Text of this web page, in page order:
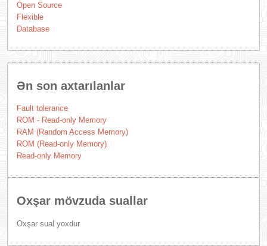
Open Source
Flexible
Database
Ən son axtarılanlar
Fault tolerance
ROM - Read-only Memory
RAM (Random Access Memory)
ROM (Read-only Memory)
Read-only Memory
Oxşar mövzuda suallar
Oxşar sual yoxdur